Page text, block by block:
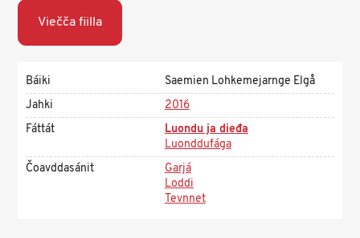
Viečča fiilla
Báiki
Saemien Lohkemejarnge Elgå
Jahki
2016
Fáttát
Luondu ja dieđa
Luonddufága
Čoavddasánit
Garjá
Loddi
Tevnnet